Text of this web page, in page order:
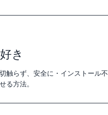
き
触らず、安全に・インストール不
る方法。